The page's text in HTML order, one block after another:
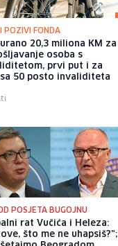
POZIVI FONDA
20,3 miliona KM za
osoba s
prvi put i za
50 posto invaliditeta
POSJETA BUGOJNU
rat Vučića i Heleza:
što me ne uhapsiš?";